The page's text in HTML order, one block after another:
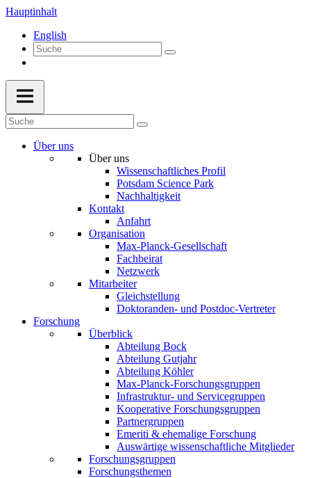
Hauptinhalt
English
Über uns
Über uns
Wissenschaftliches Profil
Potsdam Science Park
Nachhaltigkeit
Kontakt
Anfahrt
Organisation
Max-Planck-Gesellschaft
Fachbeirat
Netzwerk
Mitarbeiter
Gleichstellung
Doktoranden- und Postdoc-Vertreter
Forschung
Überblick
Abteilung Bock
Abteilung Gutjahr
Abteilung Köhler
Max-Planck-Forschungsgruppen
Infrastruktur- und Servicegruppen
Kooperative Forschungsgruppen
Partnergruppen
Emeriti & ehemalige Forschung
Auswärtige wissenschaftliche Mitglieder
Forschungsgruppen
Forschungsthemen